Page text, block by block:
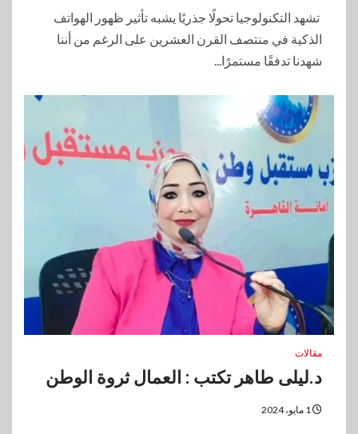
تشهد التكنولوجيا تحولًا جذريًا يشبه تأثير ظهور الهواتف
الذكية في منتصف القرن العشرين على الرغم من أننا
شهدنا تدفقًا مستمرًا...
مقالات
د.ليلى طاهر تكتب : العمال ثروة الوطن